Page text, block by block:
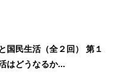
国民生活（全２回） 第１
はどうなるか...